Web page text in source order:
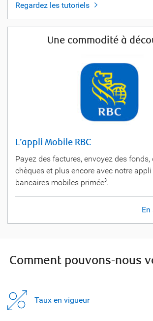
Regardez les tutoriels
Une commodité à
L’appli Mobile RBC
Payez des factures, envoyez des fonds,
chèques et plus encore avec notre
bancaires mobiles primée3.
Comment pouvons-nous
Taux en vigueur